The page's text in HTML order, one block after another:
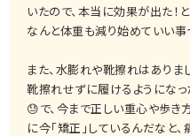
いたので、本当に効果が出た！と
なんと体重も減り始めていい事
また、水膨れや靴擦れはありまし
靴擦れせずに履けるようになっ
😓で、今まで正しい重心や歩き
に今「矯正」しているんだなと